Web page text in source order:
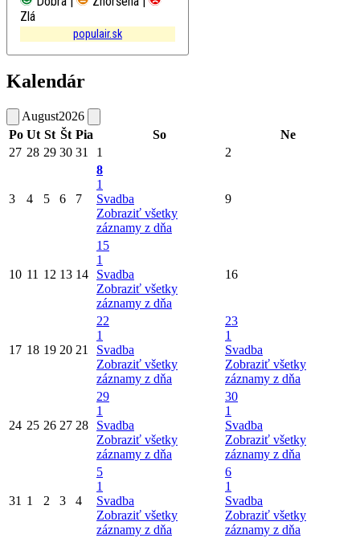
Zlá
populair.sk
Kalendár
August2026
Po Ut St Št Pia So
Ne
27 28 29 30 31 1 2
3 4 5 6 7
8
1
Svadba
Zobraziť všetky
záznamy z dňa
9
10 11 12 13 14
15
1
Svadba
Zobraziť všetky
záznamy z dňa
16
17 18 19 20 21
22
1
Svadba
Zobraziť všetky
záznamy z dňa
23
1
Svadba
Zobraziť všetky
záznamy z dňa
24 25 26 27 28
29
1
Svadba
Zobraziť všetky
záznamy z dňa
30
1
Svadba
Zobraziť všetky
záznamy z dňa
31 1 2 3 4
5
1
Svadba
Zobraziť všetky
záznamy z dňa
6
1
Svadba
Zobraziť všetky
záznamy z dňa